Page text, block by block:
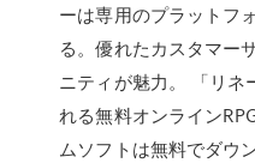
ーは専用のプラットフ
る。優れたカスタマー
ニティが魅力。 「リネ
れる無料オンライン
ムソフトは無料でダウ